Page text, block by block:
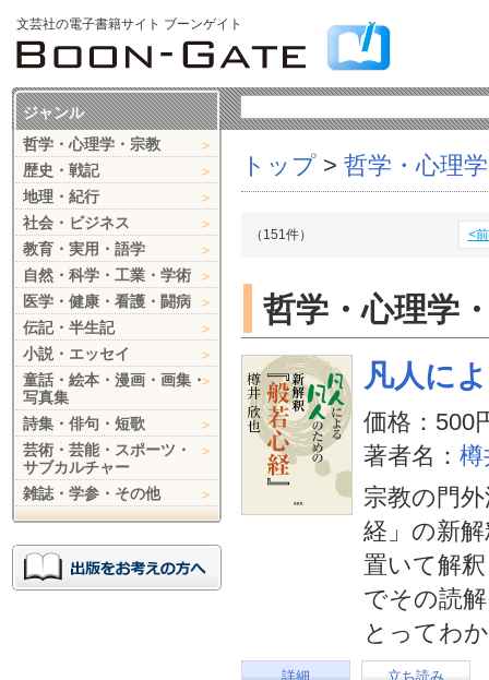
文芸社の電子書籍サイト ブーンゲイト
トップ > 哲学・心理
（151件） <
哲学・心理学
凡人に
価格：500
著者名： 樽
宗教の門
経」の新
置いて解
でその読
とってわ
詳細 立ち読み
ジャンル
哲学・心理学・宗教
歴史・戦記
地理・紀行
社会・ビジネス
教育・実用・語学
自然・科学・工業・学術
医学・健康・看護・闘病
伝記・半生記
小説・エッセイ
童話・絵本・漫画・画集・
写真集
詩集・俳句・短歌
芸術・芸能・スポーツ・
サブカルチャー
雑誌・学参・その他